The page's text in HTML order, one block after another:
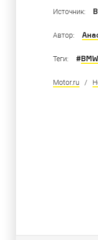
Источник:
Автор:
Теги: #BMW
Motor.ru /